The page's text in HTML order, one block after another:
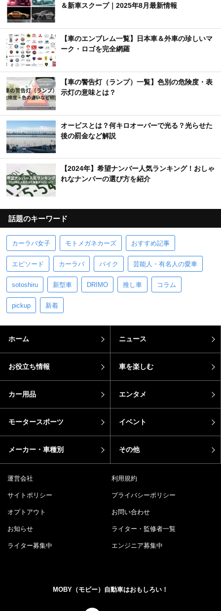
＆新車スクープ｜2025年8月最新情報
【車のエンブレム一覧】日本車＆外車の珍しいマ
ーク・ロゴを完全網羅
【車の警告灯（ランプ）一覧】色別の危険度・表
示灯の意味とは？
オービスとは？何キロオーバーで光る？光らせた
後の罰金など解説
【2024年】希望ナンバー人気ランキング！おしゃ
れなナンバーの選び方を紹介
話題のキーワード
カーラバ女子 モトメガネカーズ おすすめ記事
エピソード カーラバ バイク 芸能人・有名人の愛車
sotoshiru 新型車 DRIMO 推し車 コラム
pickup 新着
ホーム ニュース
お役立ち情報 車を楽しむ
カー用品 エンタメ
モータースポーツ イベント
メーカー・車種別 その他
運営会社 利用規約
サイトポリシー プライバシーポリシー
オプトアウト お問い合わせ
お知らせ ライター・監修者一覧
ライター募集中 エンジニア募集中
MOBY（モビー）自動車はおもしろい！